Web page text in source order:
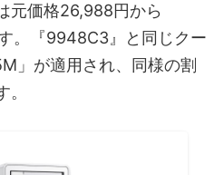
元価格26,988円から
。『9948C3』と同じクー
」が適用され、同様の割